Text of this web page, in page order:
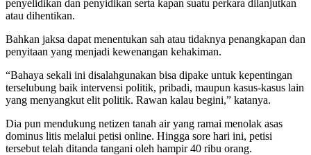
penyelidikan dan penyidikan serta kapan suatu perkara dilanjutkan
atau dihentikan.
Bahkan jaksa dapat menentukan sah atau tidaknya penangkapan dan
penyitaan yang menjadi kewenangan kehakiman.
“Bahaya sekali ini disalahgunakan bisa dipake untuk kepentingan
terselubung baik intervensi politik, pribadi, maupun kasus-kasus lain
yang menyangkut elit politik. Rawan kalau begini,” katanya.
Dia pun mendukung netizen tanah air yang ramai menolak asas
dominus litis melalui petisi online. Hingga sore hari ini, petisi
tersebut telah ditanda tangani oleh hampir 40 ribu orang.